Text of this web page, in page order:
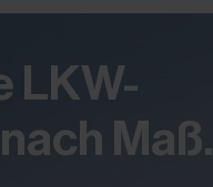
LKW-
Maß.